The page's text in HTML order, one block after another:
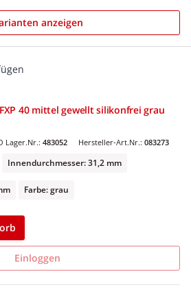
anzeigen
40 mittel gewellt silikonfrei grau
Lager.Nr.: 483052 Hersteller-Art.Nr.: 083273
Innendurchmesser: 31,2 mm
Farbe: grau
Einloggen